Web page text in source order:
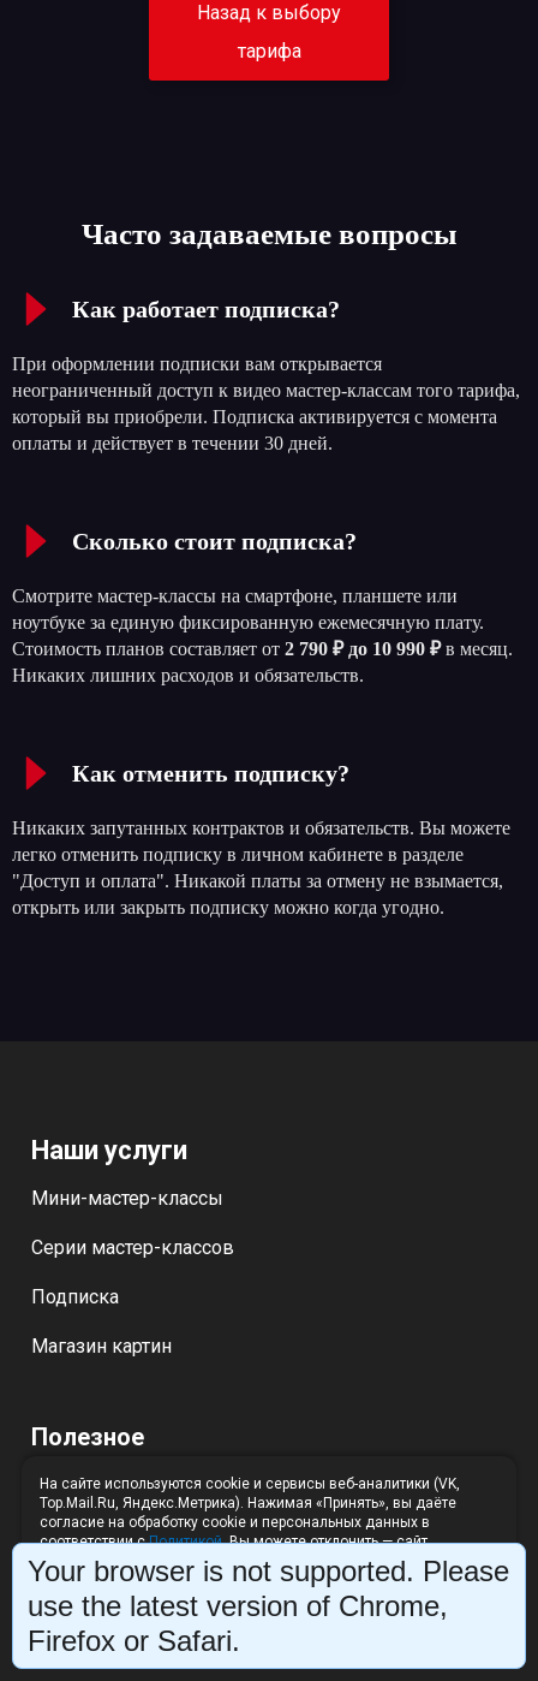
Назад к выбору
тарифа
Часто задаваемые вопросы
Как работает подписка?
При оформлении подписки вам открывается
неограниченный доступ к видео мастер-классам того тарифа,
который вы приобрели. Подписка активируется с момента
оплаты и действует в течении 30 дней.
Сколько стоит подписка?
Смотрите мастер-классы на смартфоне, планшете или
ноутбуке за единую фиксированную ежемесячную плату.
Стоимость планов составляет от 2 790 ₽ до 10 990 ₽в месяц.
Никаких лишних расходов и обязательств.
Как отменить подписку?
Никаких запутанных контрактов и обязательств. Вы можете
легко отменить подписку в личном кабинете в разделе
"Доступ и оплата". Никакой платы за отмену не взымается,
открыть или закрыть подписку можно когда угодно.
На сайте используются cookie и сервисы веб-аналитики (VK,
Top.Mail.Ru, Яндекс.Метрика). Нажимая «Принять», вы даёте
согласие на обработку cookie и персональных данных в
соответствии сПолитикой. Вы можете отклонить — сайт
продолжит работу без аналитики.
Отклонить
Наши услуги
Мини-мастер-классы
Серии мастер-классов
Подписка
Магазин картин
Полезное
Вопросы новичков
Отзывы о курсах
Полезные статьи
Награды Ольги Базановой
Your browser is not supported. Please
use the latest version of Chrome,
Firefox or Safari.